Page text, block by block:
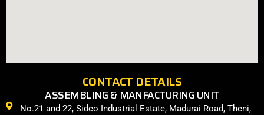
CONTACT DETAILS
ASSEMBLING & MANFACTURING UNIT
No.21 and 22, Sidco Industrial Estate, Madurai Road, Theni,